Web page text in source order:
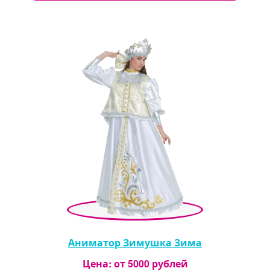
Аниматор Зимушка Зима
Цена: от5000рублей